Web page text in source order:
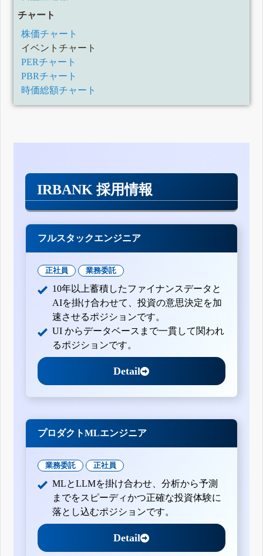
チャート
株価チャート
イベントチャート
PERチャート
PBRチャート
時価総額チャート
IRBANK 採用情報
フルスタックエンジニア
正社員 業務委託
10年以上蓄積したファイナンスデータと
AIを掛け合わせて、投資の意思決定を加
速させるポジションです。
UI からデータベースまで一貫して関われ
るポジションです。
Detail
プロダクトMLエンジニア
業務委託 正社員
MLとLLMを掛け合わせ、分析から予測
までをスピーディかつ正確な投資体験に
落とし込むポジションです。
Detail